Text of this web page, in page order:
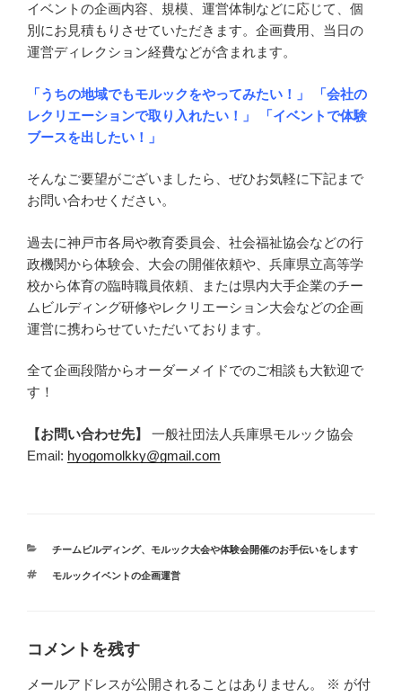
イベントの企画内容、規模、運営体制などに応じて、個
別にお見積もりさせていただきます。企画費用、当日の
運営ディレクション経費などが含まれます。
「うちの地域でもモルックをやってみたい！」
「会社の
レクリエーションで取り入れたい！」
「イベントで体験
ブースを出したい！」
そんなご要望がございましたら、ぜひお気軽に下記まで
お問い合わせください。
過去に神戸市各局や教育委員会、社会福祉協会などの行
政機関から体験会、大会の開催依頼や、兵庫県立高等学
校から体育の臨時職員依頼、または県内大手企業のチー
ムビルディング研修やレクリエーション大会などの企画
運営に携わらせていただいております。
全て企画段階からオーダーメイドでのご相談も大歓迎で
す！
【お問い合わせ先】
一般社団法人兵庫県モルック協会
Email: hyogomolkky@gmail.com
カ
ゴ
チームビルディング、 モルック大会や体験会開催のお手伝いをします
タ
モルックイベントの企画運営
コメントを残す
メールアドレスが公開されることはありません。 ※ が付